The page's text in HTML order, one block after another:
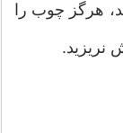
هرگز چوب را
نریزید.